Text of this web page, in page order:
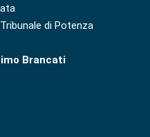
di Potenza
Brancati